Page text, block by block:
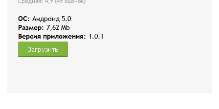
OC: Андроид 5.0
Размер: 7,62 Mb
Версия приложения: 1.0.1
Загрузить